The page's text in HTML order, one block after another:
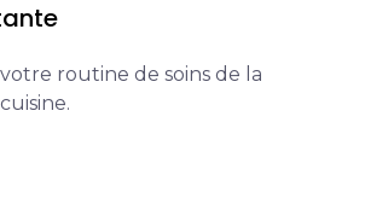
routine de soins de la